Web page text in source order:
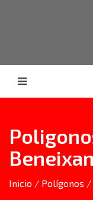
Inicio / Polígonos /